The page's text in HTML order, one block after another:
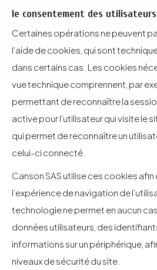
le consentement des utilisateurs
Certaines opérations ne peuvent
l’aide de cookies, qui sont
dans certains cas. Les cookies
vue technique comprennent, par
permettant de reconnaître la
active pour l’utilisateur qui visite le
qui permet de reconnaître un
celui-ci connecté.
Canson SAS utilise ces cookies afin
l’expérience de navigation de
technologie ne permet en aucun
données utilisateurs, des
informations sur un périphérique,
niveaux de sécurité du site.